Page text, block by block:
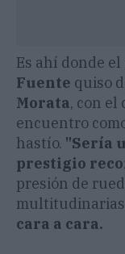
Es ahí donde
Fuente quiso
Morata, con el
encuentro
hastío. "Sería
prestigio
presión de
cara a cara.